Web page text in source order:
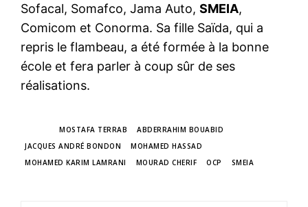
Sofacal, Somafco, Jama Auto, SMEIA,
Comicom et Conorma. Sa fille Saïda, qui a
repris le flambeau, a été formée à la bonne
école et fera parler à coup sûr de ses
réalisations.
MOSTAFA TERRAB
ABDERRAHIM BOUABID
JACQUES ANDRÉ BONDON
MOHAMED HASSAD
MOHAMED KARIM LAMRANI
MOURAD CHERIF OCP SMEIA